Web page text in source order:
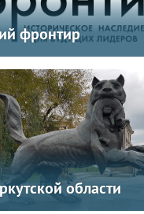
фронтир
области